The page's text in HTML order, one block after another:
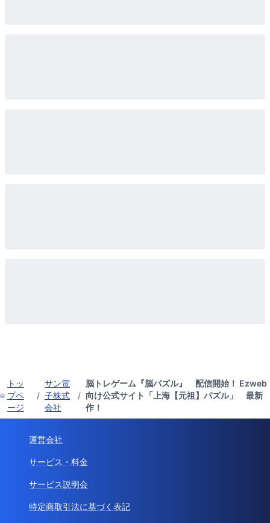
トッ
プペ
ージ
/
サン電
子株式
会社
/
脳トレゲーム『脳パズル』 配信開始！ Ezweb
向け公式サイト「上海【元祖】パズル」 最新
作！
運営会社
サービス・料金
サービス説明会
特定商取引法に基づく表記